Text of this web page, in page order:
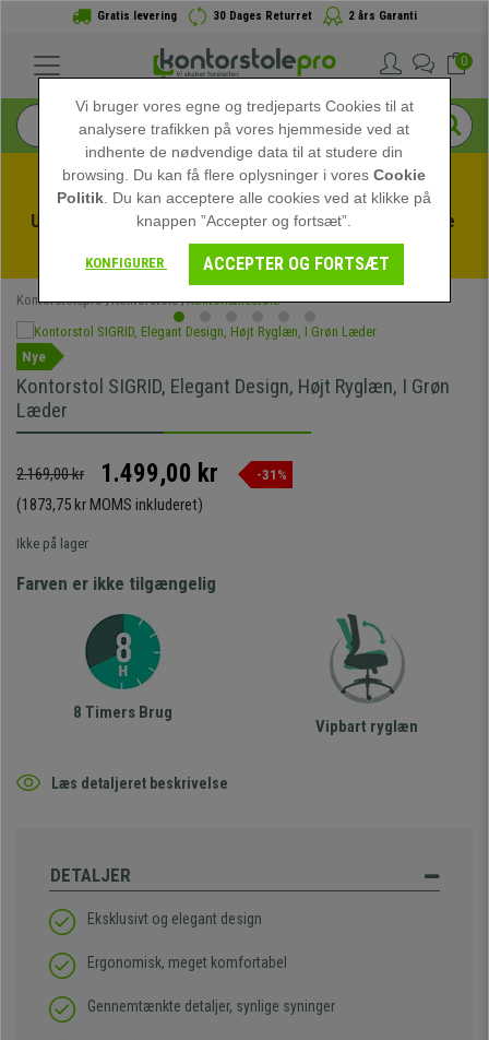
Gratis levering 30 Dages Returret 2 års Garanti
0
Udnyt sommerudsalget hos kontorstolepro! Eksklusive
rabatter i en begrænset periode - Se tilbuddet
Kontorstolepro Kontorstole Kontorlænestole
Nye
Kontorstol SIGRID, Elegant Design, Højt Ryglæn, I Grøn
Læder
2.169,00 kr 1.499,00 kr -31%
(1873,75 kr MOMS inkluderet)
Ikke på lager
Farven er ikke tilgængelig
8 Timers Brug
Vipbart ryglæn
Læs detaljeret beskrivelse
DETALJER
Eksklusivt og elegant design
Ergonomisk, meget komfortabel
Gennemtænkte detaljer, synlige syninger
Vi bruger vores egne og tredjeparts Cookies til at
analysere trafikken på vores hjemmeside ved at
indhente de nødvendige data til at studere din
browsing. Du kan få flere oplysninger i voresCookie
Politik . Du kan acceptere alle cookies ved at klikke på
knappen ”Accepter og fortsæt”.
KONFIGURER ACCEPTER OG FORTSÆT